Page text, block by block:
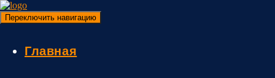
Переключить навигацию
Главная